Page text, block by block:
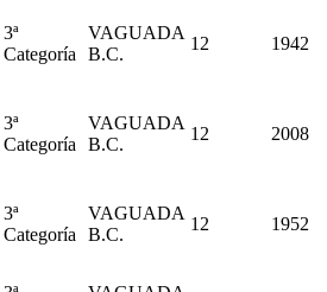
3ª
Categoría
VAGUADA
B.C.
12 1942
3ª
Categoría
VAGUADA
B.C.
12 2008
3ª
Categoría
VAGUADA
B.C.
12 1952